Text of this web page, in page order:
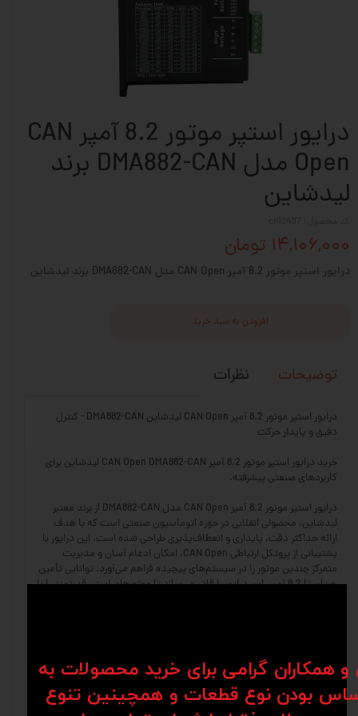
درایور استپر موتور 8.2 آمپر CAN
Open مدل DMA882-CAN برند
لیدشاین
۱۴,۱۰۶,۰۰۰ تومان
درایور استپر موتور 8.2 آمپر CAN Open مدل DMA882-CAN برند لیدشاین
افزودن به سبد خرید
توضیحات نظرات
درایور استپر موتور 8.2 آمپر CAN Open لیدشاین DMA882-CAN - کنترل
دقیق و پایدار حرکت
خرید درایور استپر موتور 8.2 آمپر CAN Open DMA882-CAN لیدشاین برای
کاربردهای صنعتی پیشرفته.
درایور استپر موتور 8.2 آمپر CAN Open مدل DMA882-CAN از برند معتبر
لیدشاین، محصولی انقلابی در حوزه اتوماسیون صنعتی است که با هدف
ارائه حداکثر دقت، پایداری و انعطاف‌پذیری طراحی شده است. این درایور با
پشتیبانی از پروتکل ارتباطی CAN Open، امکان ادغام آسان و مدیریت
متمرکز چندین موتور را در سیستم‌های پیچیده فراهم می‌آورد. توانایی تأمین
جریان تا 8.2 آمپر، این درایور را قادر می‌سازد تا موتورهای استپر قدرتمند را با
است. از رباتیک و ماشین‌ابزارهای CNC گرفته تا تجهیزات بسته‌بندی و
سیستم‌های اتوماسیون کارخانه‌ای، DMA882-CAN لیدشاین راه‌حلی قابل
اعتماد و کارآمد ارائه می‌دهد. سادگی در راه‌اندازی و پیکربندی، همراه با
قابلیت اطمینان بالا در شرایط عملیاتی دشوار، این درایور را به گزینه‌ای برتر
همکاران گرامی برای خرید محصولات به
بودن نوع قطعات و همچینین تنوع